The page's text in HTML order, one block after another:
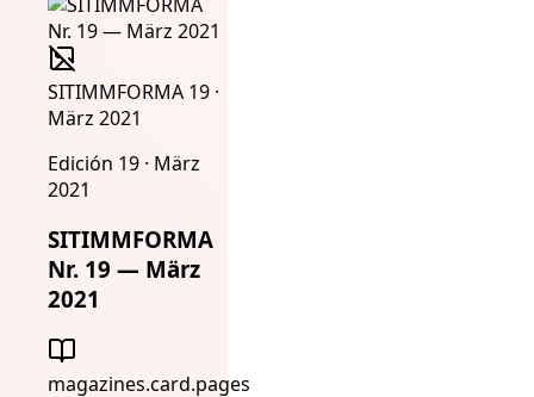
SITIMMFORMA 19 ·
März 2021
Edición 19 · März
2021
SITIMMFORMA
Nr. 19 — März
2021
magazines.card.pages